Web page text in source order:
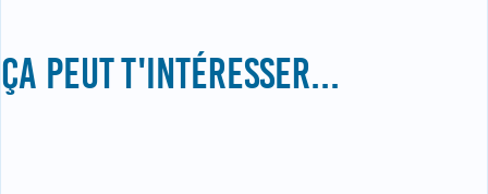
ÇA PEUT T'INTÉRESSER...